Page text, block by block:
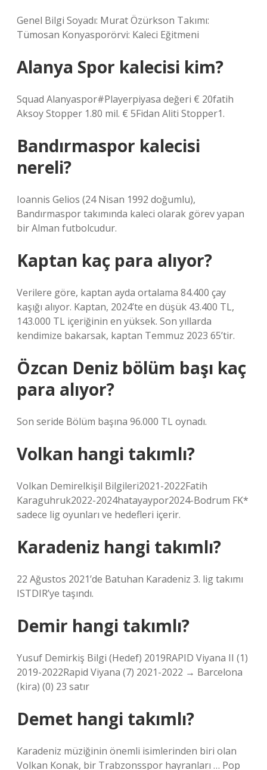
Genel Bilgi Soyadı: Murat Özürkson Takımı:
Tümosan Konyasporörvi: Kaleci Eğitmeni
Alanya Spor kalecisi kim?
Squad Alanyaspor#Playerpiyasa değeri € 20fatih
Aksoy Stopper 1.80 mil. € 5Fidan Aliti Stopper1.
Bandırmaspor kalecisi
nereli?
Ioannis Gelios (24 Nisan 1992 doğumlu),
Bandırmaspor takımında kaleci olarak görev yapan
bir Alman futbolcudur.
Kaptan kaç para alıyor?
Verilere göre, kaptan ayda ortalama 84.400 çay
kaşığı alıyor. Kaptan, 2024’te en düşük 43.400 TL,
143.000 TL içeriğinin en yüksek. Son yıllarda
kendimize bakarsak, kaptan Temmuz 2023 65’tir.
Özcan Deniz bölüm başı kaç
para alıyor?
Son seride Bölüm başına 96.000 TL oynadı.
Volkan hangi takımlı?
Volkan Demirelkişil Bilgileri2021-2022Fatih
Karaguhruk2022-2024hatayaypor2024-Bodrum FK*
sadece lig oyunları ve hedefleri içerir.
Karadeniz hangi takımlı?
22 Ağustos 2021’de Batuhan Karadeniz 3. lig takımı
ISTDIR’ye taşındı.
Demir hangi takımlı?
Yusuf Demirkiş Bilgi (Hedef) 2019RAPID Viyana II (1)
2019-2022Rapid Viyana (7) 2021-2022 → Barcelona
(kira) (0) 23 satır
Demet hangi takımlı?
Karadeniz müziğinin önemli isimlerinden biri olan
Volkan Konak, bir Trabzonsspor hayranları … Pop